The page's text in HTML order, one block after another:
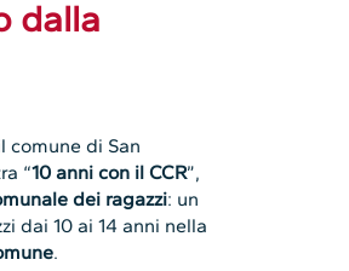
dalla
comune di San
“10 anni con il CCR”,
dei ragazzi: un
dai 10 ai 14 anni nella
.